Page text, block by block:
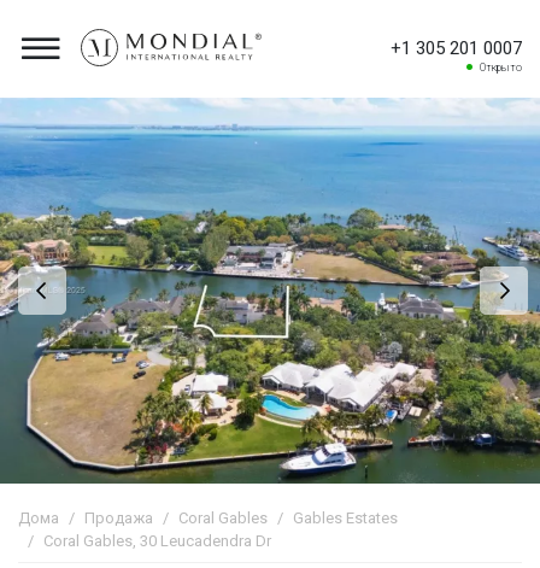
+1 305 201 0007
Открыто
Дома Продажа Coral Gables
Gables Estates
Coral Gables, 30 Leucadendra Dr